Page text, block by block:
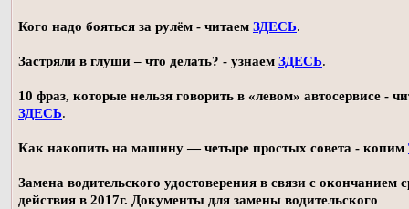
Кого надо бояться за рулём - читаем ЗДЕСЬ.
Застряли в глуши – что делать? - узнаем ЗДЕСЬ.
10 фраз, которые нельзя говорить в «левом» автосервисе -
ЗДЕСЬ.
Как накопить на машину — четыре простых совета - копим
Замена водительского удостоверения в связи с окончанием
действия в 2017г. Документы для замены водительского